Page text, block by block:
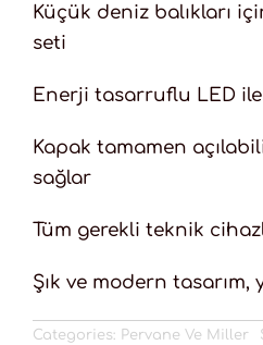
Küçük deniz balıkları
seti
Enerji tasarruflu LED
Kapak tamamen
sağlar
Tüm gerekli teknik
Şık ve modern tasarım,
Categories: Pervane Ve Miller